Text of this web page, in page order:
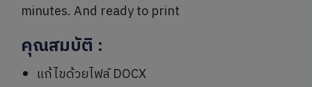
minutes. And ready to print
คุณสมบัติ :
แก้ไขด้วยไฟล์ DOCX